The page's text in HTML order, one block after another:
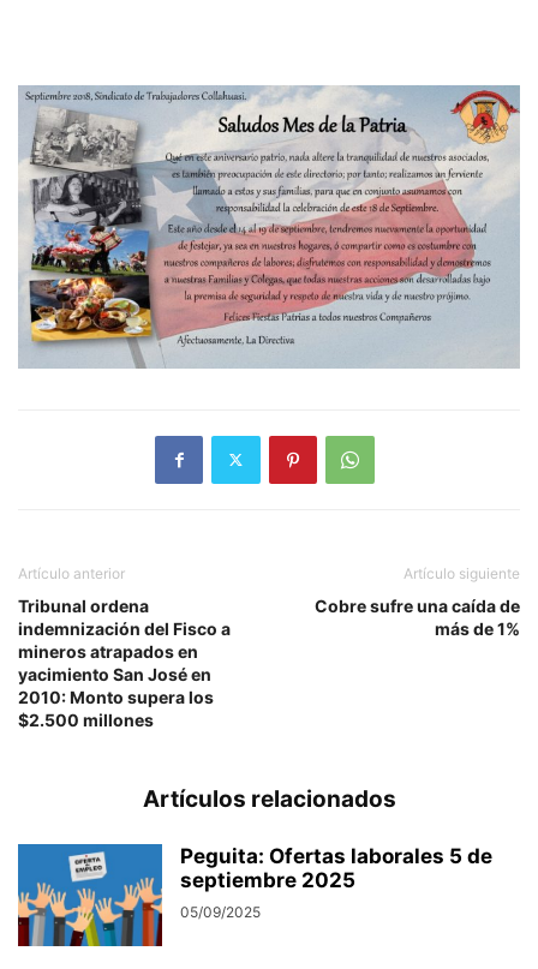
Artículo anterior
Tribunal ordena
indemnización del Fisco a
mineros atrapados en
yacimiento San José en
2010: Monto supera los
$2.500 millones
Artículo siguiente
Cobre sufre una caída de
más de 1%
Artículos relacionados
Peguita: Ofertas laborales 5 de
septiembre 2025
05/09/2025